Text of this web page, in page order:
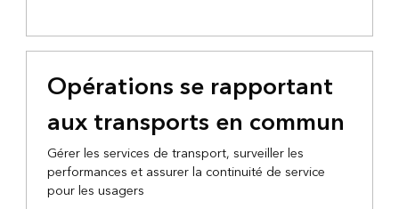
Opérations se rapportant
aux transports en commun
Gérer les services de transport, surveiller les
performances et assurer la continuité de service
pour les usagers